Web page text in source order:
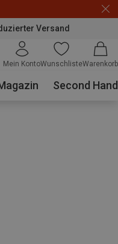
Versand
Mein KontoWunschlisteWarenkorb
Second Hand